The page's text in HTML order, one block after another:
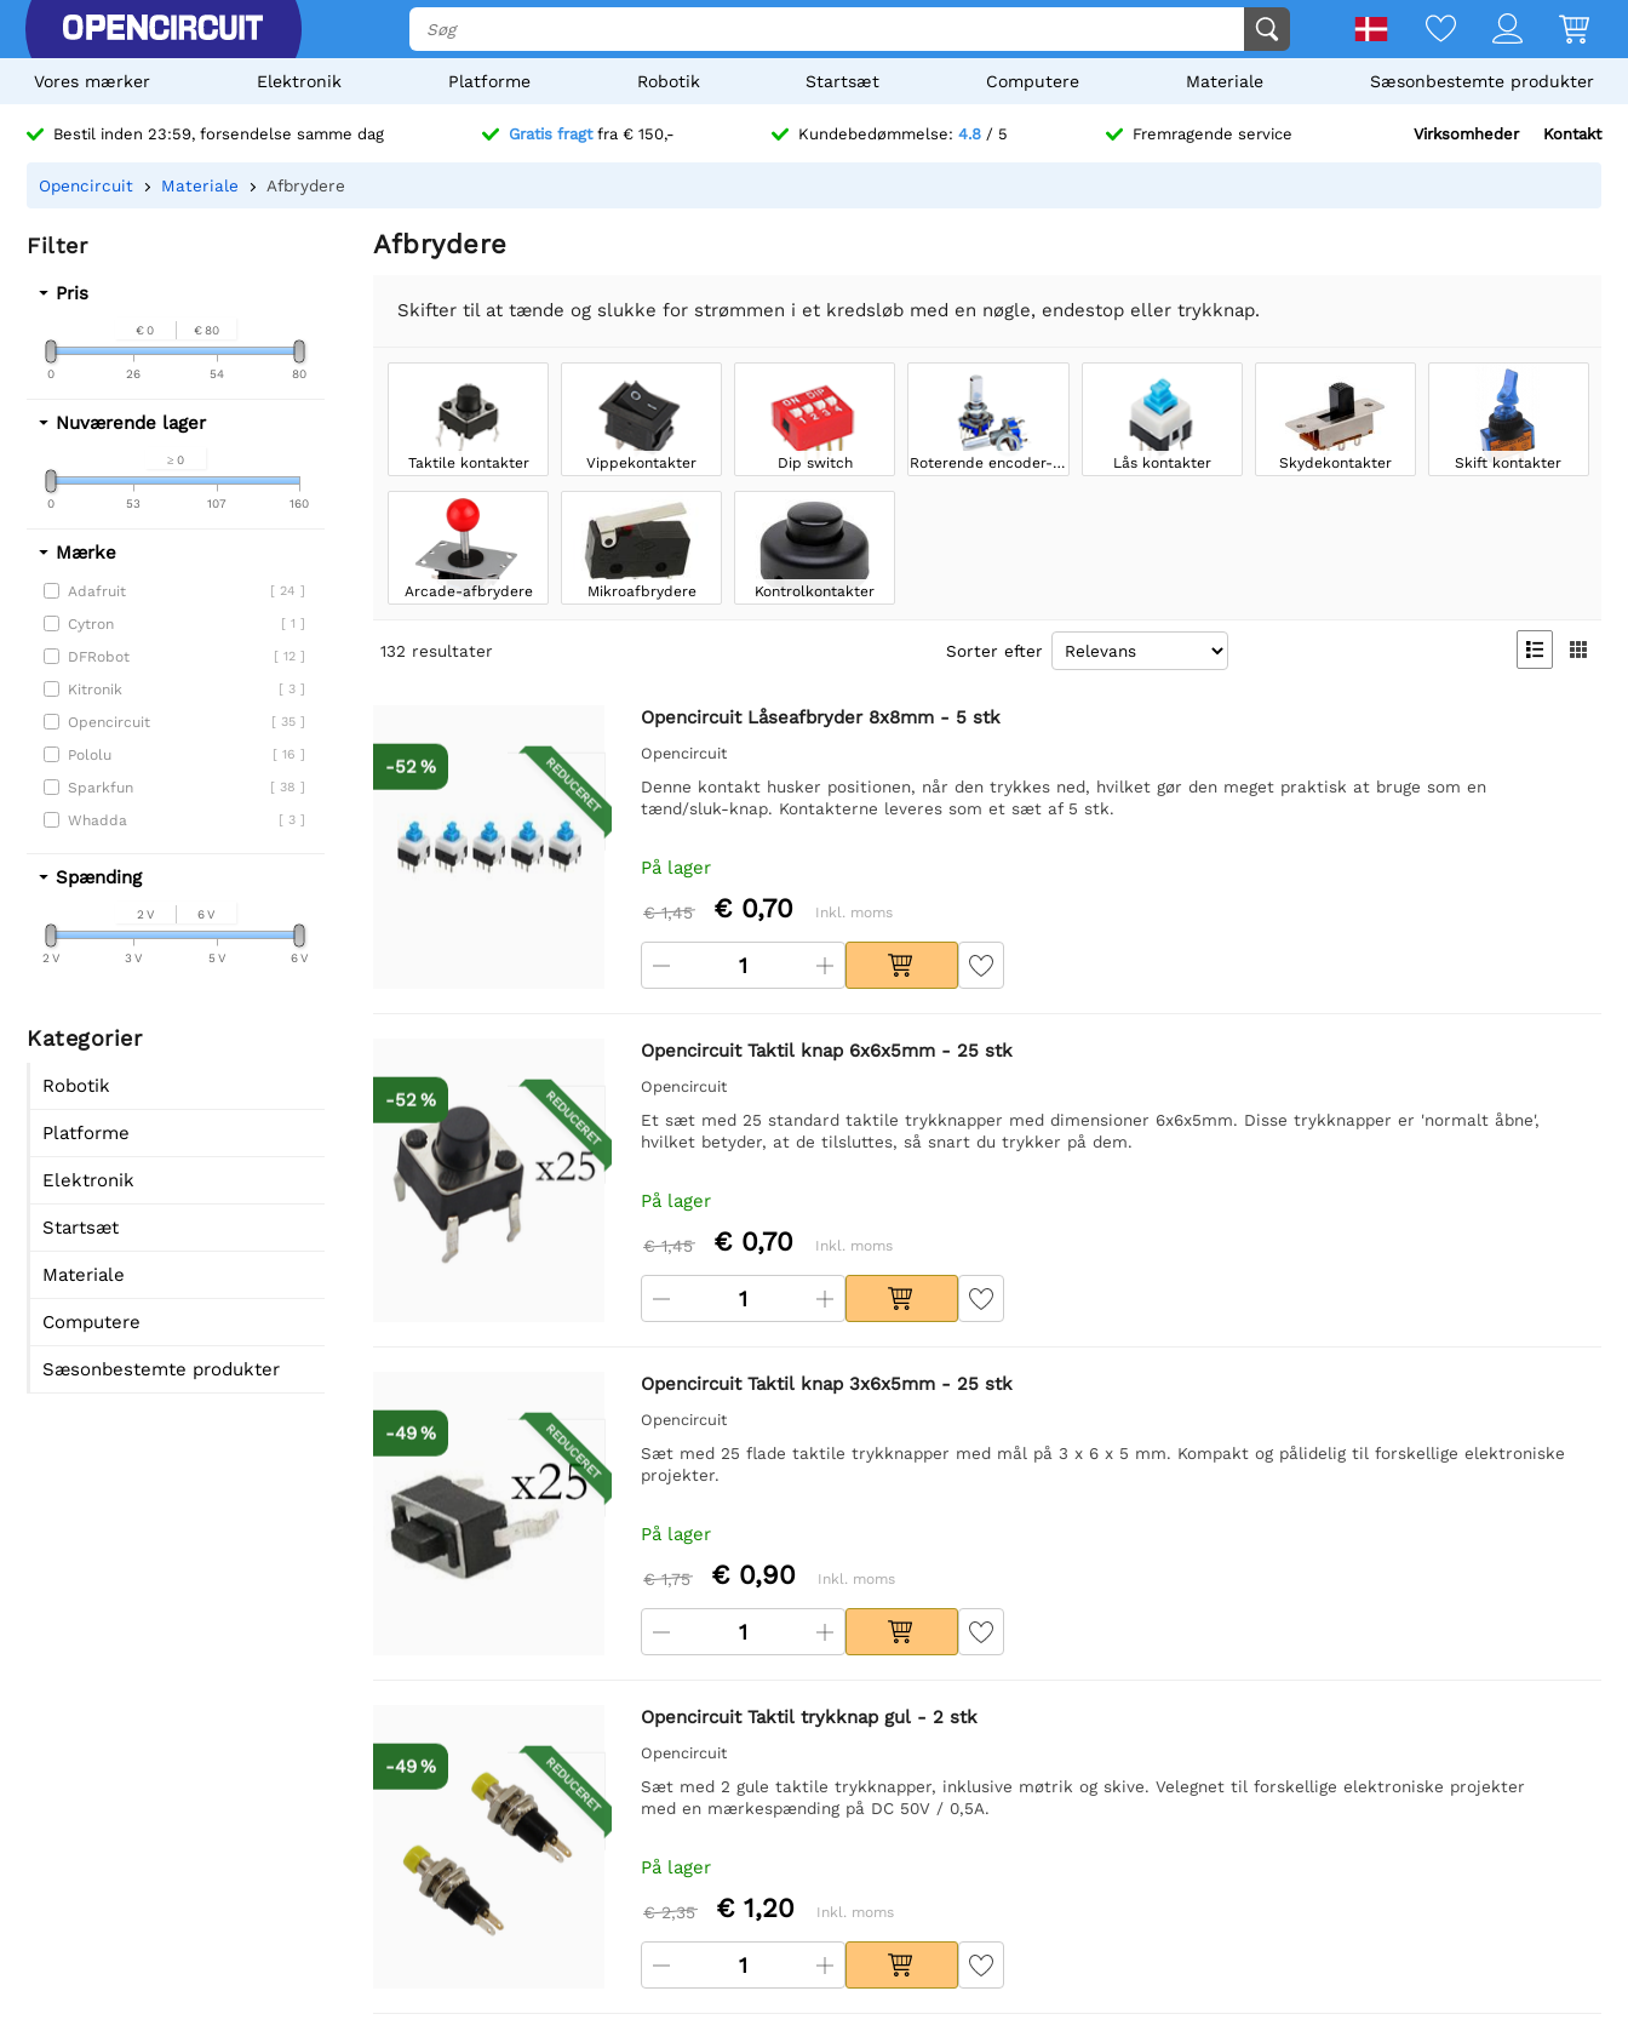
Vores mærker Elektronik Platforme Robotik Startsæt Computere Materiale Sæsonbestemte produkter
Bestil inden 23:59, forsendelse samme dag Gratis fragtfra € 150,- Kundebedømmelse: 4.8 / 5 Fremragende service Virksomheder Kontakt
Opencircuit Materiale Afbrydere
Filter
Pris
€ 0 € 80
0 80
26 54
Nuværende lager
≥ 0
0 160
53 107
Mærke
Adafruit [ 24 ]
Cytron [ 1 ]
DFRobot [ 12 ]
Kitronik [ 3 ]
Opencircuit [ 35 ]
Pololu [ 16 ]
Sparkfun [ 38 ]
Whadda [ 3 ]
Spænding
2 V 6 V
2 V 6 V
3 V 5 V
Kategorier
Robotik
Platforme
Elektronik
Startsæt
Materiale
Computere
Sæsonbestemte produkter
Afbrydere
Skifter til at tænde og slukke for strømmen i et kredsløb med en nøgle, endestop eller trykknap.
Taktile kontakter Vippekontakter Dip switch Roterende encoder-kontakter Lås kontakter Skydekontakter Skift kontakter
Arcade-afbrydere Mikroafbrydere Kontrolkontakter
132 resultater Sorter efter  
REDUCERET
-52 %
Opencircuit Låseafbryder 8x8mm - 5 stk
Opencircuit
Denne kontakt husker positionen, når den trykkes ned, hvilket gør den meget praktisk at bruge som en
tænd/sluk-knap. Kontakterne leveres som et sæt af 5 stk.
På lager
€ 1,45 € 0,70 Inkl. moms
REDUCERET
-52 %
Opencircuit Taktil knap 6x6x5mm - 25 stk
Opencircuit
Et sæt med 25 standard taktile trykknapper med dimensioner 6x6x5mm. Disse trykknapper er 'normalt åbne',
hvilket betyder, at de tilsluttes, så snart du trykker på dem.
På lager
€ 1,45 € 0,70 Inkl. moms
REDUCERET
-49 %
Opencircuit Taktil knap 3x6x5mm - 25 stk
Opencircuit
Sæt med 25 flade taktile trykknapper med mål på 3 x 6 x 5 mm. Kompakt og pålidelig til forskellige elektroniske
projekter.
På lager
€ 1,75 € 0,90 Inkl. moms
REDUCERET
-49 %
Opencircuit Taktil trykknap gul - 2 stk
Opencircuit
Sæt med 2 gule taktile trykknapper, inklusive møtrik og skive. Velegnet til forskellige elektroniske projekter
med en mærkespænding på DC 50V / 0,5A.
På lager
€ 2,35 € 1,20 Inkl. moms